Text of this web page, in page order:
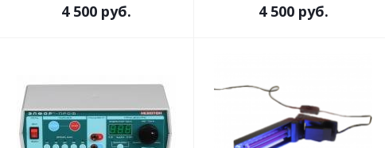
4 500 руб. 4 500 руб.